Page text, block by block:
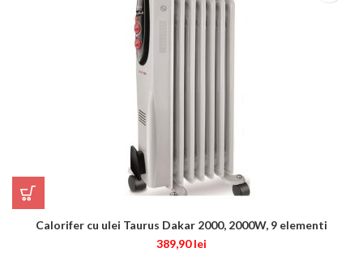
Calorifer cu ulei Taurus Dakar 2000, 2000W, 9 elementi
389,90lei